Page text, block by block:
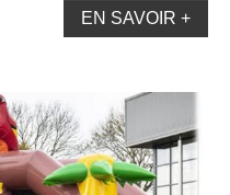
EN SAVOIR +